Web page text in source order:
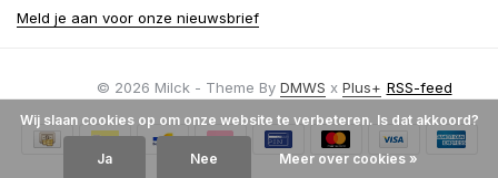
Meld je aan voor onze nieuwsbrief
© 2026 Milck - Theme By DMWS x Plus+ RSS-feed
Wij slaan cookies op om onze website te verbeteren. Is dat akkoord?
Ja Nee Meer over cookies »